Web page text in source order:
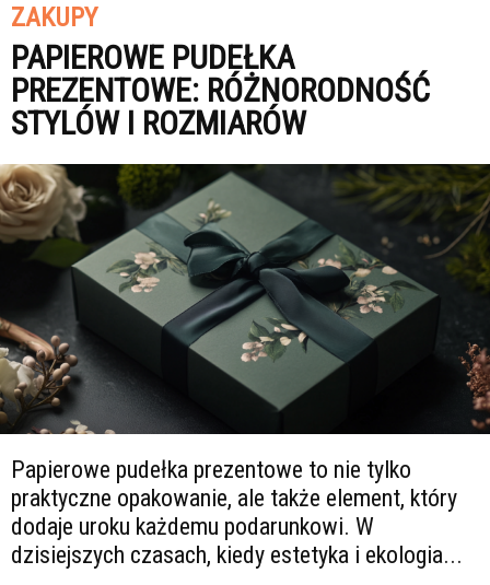
ZAKUPY
PAPIEROWE PUDEŁKA
PREZENTOWE: RÓŻNORODNOŚĆ
STYLÓW I ROZMIARÓW
Papierowe pudełka prezentowe to nie tylko
praktyczne opakowanie, ale także element, który
dodaje uroku każdemu podarunkowi. W
dzisiejszych czasach, kiedy estetyka i ekologia...